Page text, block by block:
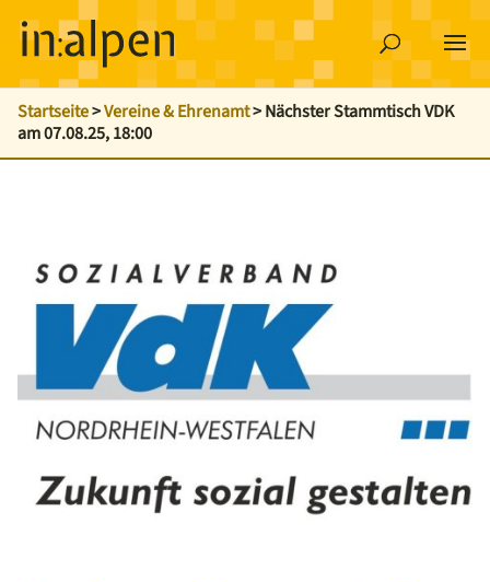
Startseite>Vereine & Ehrenamt>Nächster Stammtisch VDK
am 07.08.25, 18:00